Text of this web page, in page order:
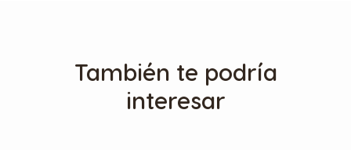
También te podría
interesar